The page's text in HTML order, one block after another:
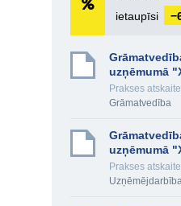
ietaupīsi
uzņēmumā
Prakses atskaite
Grāmatvedība
uzņēmumā
Prakses atskaite